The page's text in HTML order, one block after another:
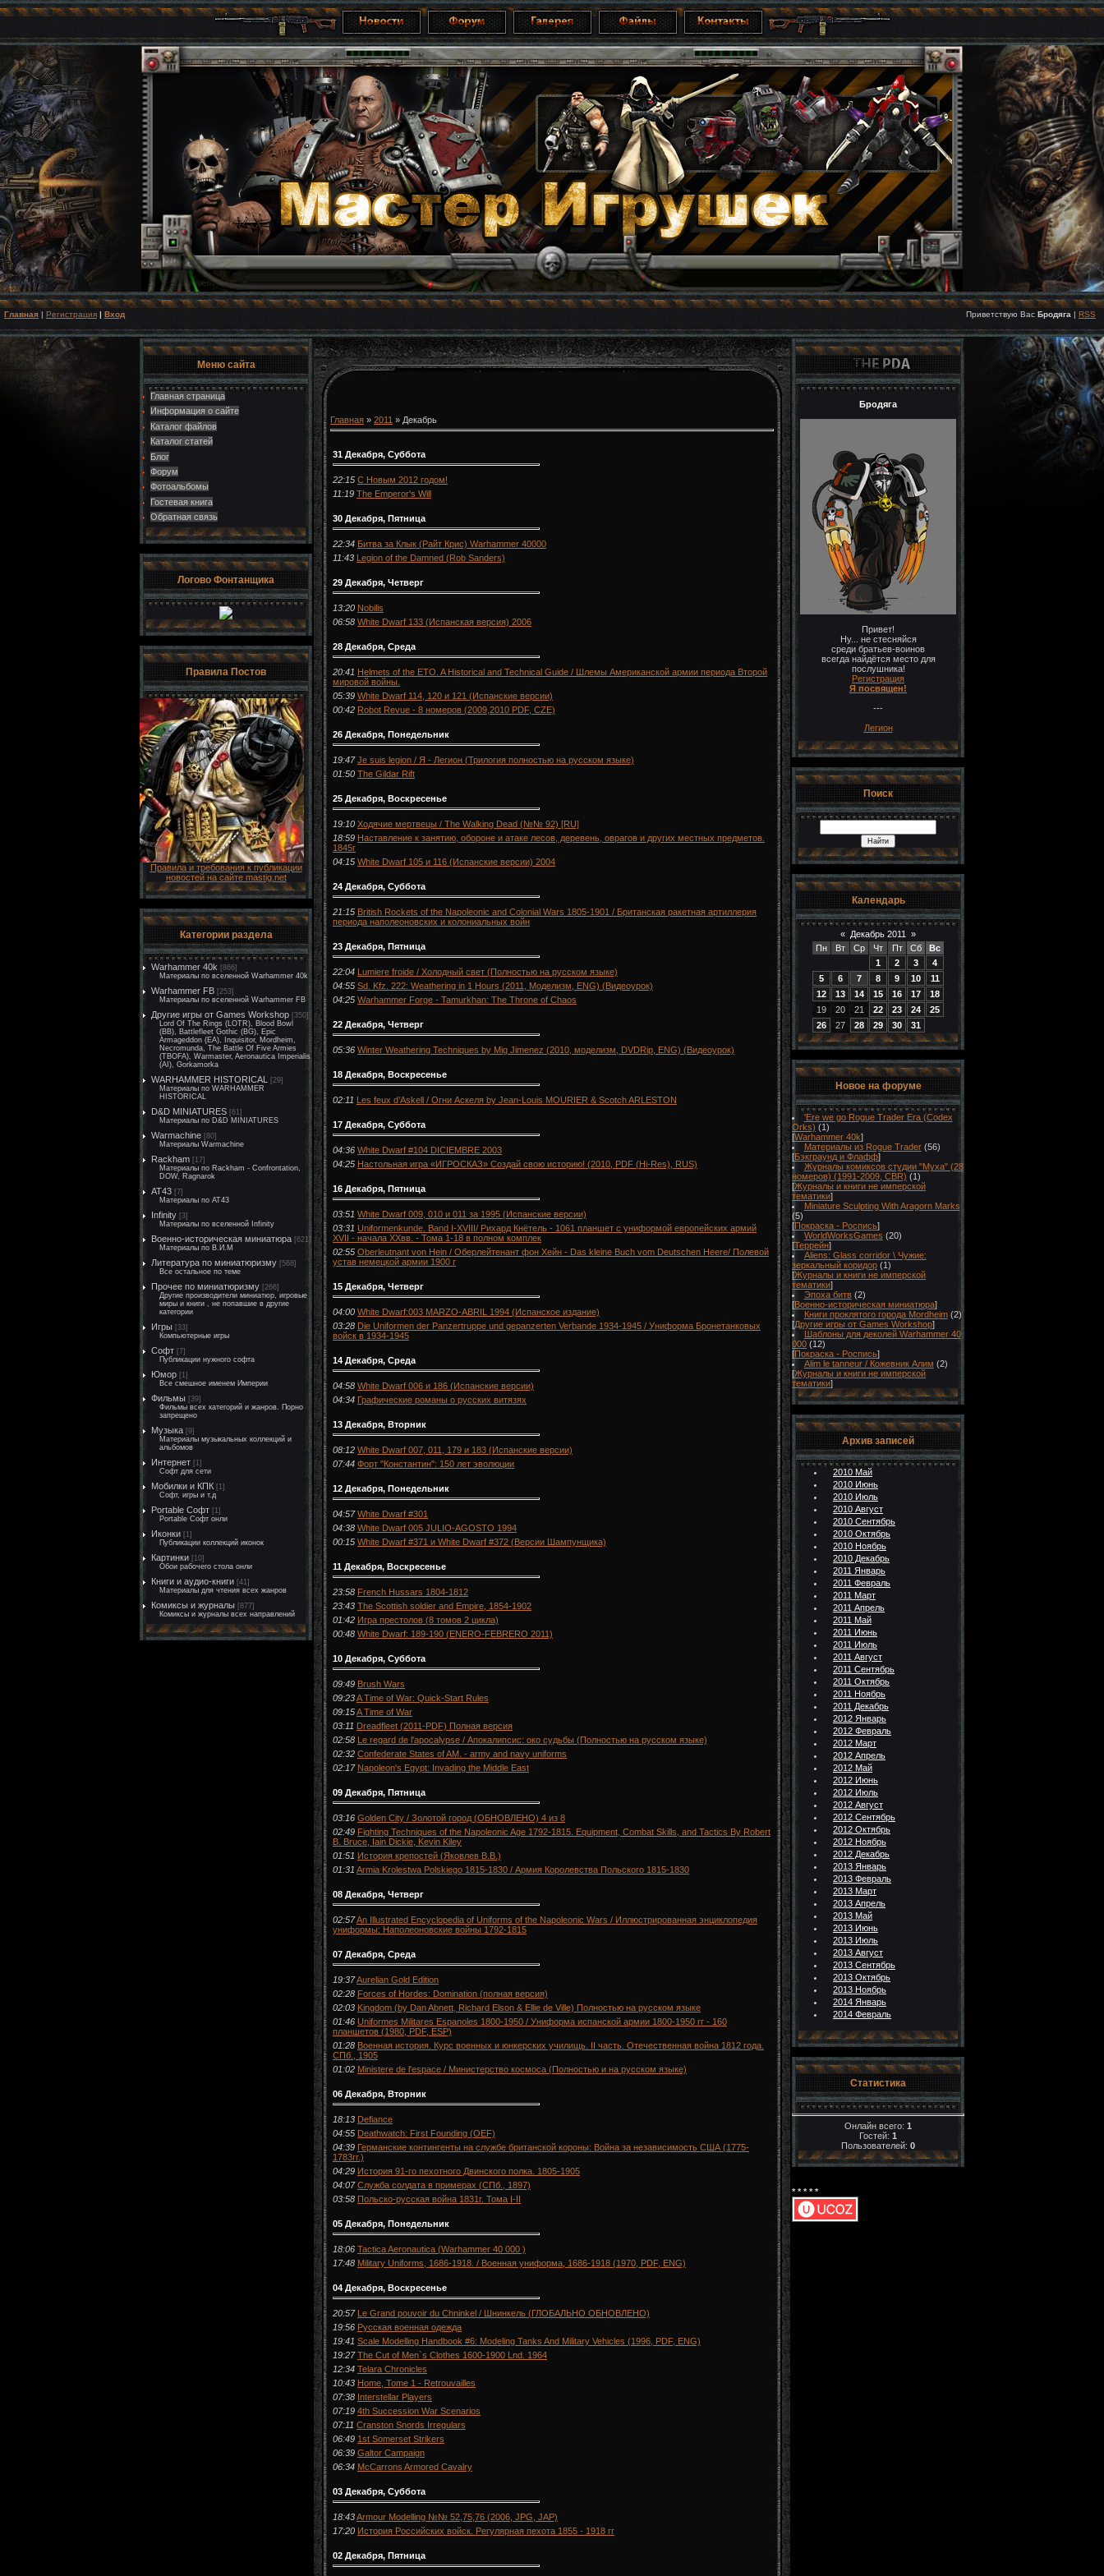
Главная | Регистрация | Вход Приветствую Вас Бродяга | RSS
Меню сайта
Главная страница
Информация о сайте
Каталог файлов
Каталог статей
Блог
Форум
Фотоальбомы
Гостевая книга
Обратная связь
Логово Фонтанщика
Правила Постов
Правила и требования к публикации
новостей на сайте mastig.net
Категории раздела
Warhammer 40k [866]
Материалы по вселенной Warhammer 40k
Warhammer FB [253]
Материалы по вселенной Warhammer FB
Другие игры от Games Workshop [350]
Lord Of The Rings (LOTR), Blood Bowl
(BB), Battlefleet Gothic (BG), Epic
Armageddon (EA), Inquisitor, Mordheim,
Necromunda, The Battle Of Five Armies
(TBOFA), Warmaster, Aeronautica Imperialis
(AI), Gorkamorka
WARHAMMER HISTORICAL
[29]
Материалы по WARHAMMER
HISTORICAL
D&D MINIATURES [61]
Материалы по D&D MINIATURES
Warmachine [80]
Материалы Warmachine
Rackham [17]
Материалы по Rackham - Confrontation,
DOW, Ragnarok
AT43 [7]
Материалы по AT43
Infinity [3]
Материалы по вселенной Infinity
Военно-историческая миниатюра [621]
Материалы по В.И.М
Литература по миниатюризму [568]
Все остальное по теме
Прочее по миниатюризму [266]
Другие производители миниатюр, игровые
миры и книги , не попавшие в другие
категории
Игры [33]
Компьютерные игры
Софт [7]
Публикации нужного софта
Юмор [1]
Все смешное именем Империи
Фильмы [39]
Фильмы всех категорий и жанров. Порно
запрещено
Музыка [9]
Материалы музыкальных коллекций и
альбомов
Интернет [1]
Софт для сети
Мобилки и КПК [1]
Софт, игры и т.д
Portable Софт [1]
Portable Софт онли
Иконки [1]
Публикации коллекций иконок
Картинки [10]
Обои рабочего стола онли
Книги и аудио-книги [41]
Материалы для чтения всех жанров
Комиксы и журналы [877]
Комиксы и журналы всех направлений
Главная » 2011 » Декабрь
31 Декабря, Суббота
22:15 С Новым 2012 годом!
11:19 The Emperor's Will
30 Декабря, Пятница
22:34 Битва за Клык (Райт Крис) Warhammer 40000
11:43 Legion of the Damned (Rob Sanders)
29 Декабря, Четверг
13:20 Nobilis
06:58 White Dwarf 133 (Испанская версия) 2006
28 Декабря, Среда
20:41 Helmets of the ETO. A Historical and Technical Guide / Шлемы Американской армии периода Второй
мировой войны.
05:39 White Dwarf 114, 120 и 121 (Испанские версии)
00:42 Robot Revue - 8 номеров (2009,2010 PDF, CZE)
26 Декабря, Понедельник
19:47 Je suis legion / Я - Легион (Трилогия полностью на русском языке)
01:50 The Gildar Rift
25 Декабря, Воскресенье
19:10 Ходячие мертвецы / The Walking Dead (№№ 92) [RU]
18:59 Наставление к занятию, обороне и атаке лесов, деревень, оврагов и других местных предметов.
1845г
04:15 White Dwarf 105 и 116 (Испанские версии) 2004
24 Декабря, Суббота
21:15 British Rockets of the Napoleonic and Colonial Wars 1805-1901 / Британская ракетная артиллерия
периода наполеоновских и колониальных войн
23 Декабря, Пятница
22:04 Lumiere froide / Холодный свет (Полностью на русском языке)
04:55 Sd. Kfz. 222: Weathering in 1 Hours (2011, Моделизм, ENG) (Видеоурок)
04:25 Warhammer Forge - Tamurkhan: The Throne of Chaos
22 Декабря, Четверг
05:36 Winter Weathering Techniques by Mig Jimenez (2010, моделизм, DVDRip, ENG) (Видеоурок)
18 Декабря, Воскресенье
02:11 Les feux d’Askell / Огни Аскеля by Jean-Louis MOURIER & Scotch ARLESTON
17 Декабря, Суббота
04:36 White Dwarf #104 DICIEMBRE 2003
04:25 Настольная игра «ИГРОСКАЗ» Создай свою историю! (2010, PDF (Hi-Res), RUS)
16 Декабря, Пятница
03:51 White Dwarf 009, 010 и 011 за 1995 (Испанские версии)
03:31 Uniformenkunde. Band I-XVIII/ Рихард Кнётель - 1061 планшет с униформой европейских армий
XVII - начала XXвв. - Тома 1-18 в полном комплек
02:55 Oberleutnant von Hein / Оберлейтенант фон Хейн - Das kleine Buch vom Deutschen Heere/ Полевой
устав немецкой армии 1900 г
15 Декабря, Четверг
04:00 White Dwarf:003 MARZO-ABRIL 1994 (Испанское издание)
03:28 Die Uniformen der Panzertruppe und gepanzerten Verbande 1934-1945 / Униформа Бронетанковых
войск в 1934-1945
14 Декабря, Среда
04:58 White Dwarf 006 и 186 (Испанские версии)
04:34 Графические романы о русских витязях
13 Декабря, Вторник
08:12 White Dwarf 007, 011, 179 и 183 (Испанские версии)
07:44 Форт "Константин": 150 лет эволюции
12 Декабря, Понедельник
04:57 White Dwarf #301
04:38 White Dwarf 005 JULIO-AGOSTO 1994
00:15 White Dwarf #371 и White Dwarf #372 (Версии Шампунщика)
11 Декабря, Воскресенье
23:58 French Hussars 1804-1812
23:43 The Scottish soldier and Empire, 1854-1902
01:42 Игра престолов (8 томов 2 цикла)
00:48 White Dwarf: 189-190 (ENERO-FEBRERO 2011)
10 Декабря, Суббота
09:49 Brush Wars
09:23A Time of War: Quick-Start Rules
09:15A Time of War
03:11 Dreadfleet (2011-PDF) Полная версия
02:58 Le regard de l'apocalypse / Апокалипсис: око судьбы (Полностью на русском языке)
02:32 Confederate States of AM. - army and navy uniforms
02:17 Napoleon's Egypt: Invading the Middle East
09 Декабря, Пятница
03:16 Golden City / Золотой город (ОБНОВЛЕНО) 4 из 8
02:49 Fighting Techniques of the Napoleonic Age 1792-1815. Equipment, Combat Skills, and Tactics By Robert
B. Bruce, Iain Dickie, Kevin Kiley
01:51 История крепостей (Яковлев В.В.)
01:31 Armia Krolestwa Polskiego 1815-1830 / Армия Королевства Польского 1815-1830
08 Декабря, Четверг
02:57An Illustrated Encyclopedia of Uniforms of the Napoleonic Wars / Иллюстрированная энциклопедия
униформы: Наполеоновские войны 1792-1815
07 Декабря, Среда
19:37Aurelian Gold Edition
02:28 Forces of Hordes: Domination (полная версия)
02:03 Kingdom (by Dan Abnett, Richard Elson & Ellie de Ville) Полностью на русском языке
01:46 Uniformes Militares Espanoles 1800-1950 / Униформа испанской армии 1800-1950 гг - 160
планшетов (1980, PDF, ESP)
01:28 Военная история. Курс военных и юнкерских училищь. II часть. Отечественная война 1812 года.
СПб., 1905
01:02 Ministere de l'espace / Министерство космоса (Полностью и на русском языке)
06 Декабря, Вторник
18:13 Defiance
04:55 Deathwatch: First Founding (OEF)
04:39 Германские контингенты на службе британской короны: Война за независимость США (1775-
1783гг.)
04:29 История 91-го пехотного Двинского полка. 1805-1905
04:07 Служба солдата в примерах (СПб., 1897)
03:58 Польско-русская война 1831г. Тома I-II
05 Декабря, Понедельник
18:06 Tactica Aeronautica (Warhammer 40 000 )
17:48 Military Uniforms, 1686-1918. / Военная униформа, 1686-1918 (1970, PDF, ENG)
04 Декабря, Воскресенье
20:57 Le Grand pouvoir du Chninkel / Шнинкель (ГЛОБАЛЬНО ОБНОВЛЕНО)
19:56 Русская военная одежда
19:41 Scale Modelling Handbook #6: Modeling Tanks And Military Vehicles (1996, PDF, ENG)
19:27 The Cut of Men`s Clothes 1600-1900 Lnd. 1964
12:34 Telara Chronicles
10:43 Home, Tome 1 - Retrouvailles
07:38 Interstellar Players
07:19 4th Succession War Scenarios
07:11 Cranston Snords Irregulars
06:49 1st Somerset Strikers
06:39 Galtor Campaign
06:34 McCarrons Armored Cavalry
03 Декабря, Суббота
18:43Armour Modelling №№ 52,75,76 (2006, JPG, JAP)
17:20 История Российских войск. Регулярная пехота 1855 - 1918 гг
02 Декабря, Пятница
Бродяга
Привет!
Ну... не стесняйся
среди братьев-воинов
всегда найдётся место для
послушника!
Регистрация
Я посвящен!
---
Легион
Поиск
Календарь
« Декабрь 2011
»
Пн
Вт Ср Чт Пт Сб
Вс
1
2 3
4
5
6 7 8 9 10
11
12
13 14 15 16 17
18
19
20 21 22 23 24
25
26
27 28 29 30 31
Новое на форуме
'Ere we go Rogue Trader Era (Codex
Orks) (1)
[Warhammer 40k]
Материалы из Rogue Trader (56)
[Бэкграунд и Флафф]
Журналы комиксов студии "Муха" (28
номеров) (1991-2009, CBR) (1)
[Журналы и книги не имперской
тематики]
Miniature Sculpting With Aragorn Marks
(5)
[Покраска - Роспись]
WorldWorksGames (20)
[Террейн]
Aliens: Glass corridor \ Чужие:
зеркальный коридор (1)
[Журналы и книги не имперской
тематики]
Эпоха битв (2)
[Военно-историческая миниатюра]
Книги проклятого города Mordheim (2)
[Другие игры от Games Workshop]
Шаблоны для деколей Warhammer 40
000 (12)
[Покраска - Роспись]
Alim le tanneur / Кожевник Алим (2)
[Журналы и книги не имперской
тематики]
Архив записей
2010 Май
2010 Июнь
2010 Июль
2010 Август
2010 Сентябрь
2010 Октябрь
2010 Ноябрь
2010 Декабрь
2011 Январь
2011 Февраль
2011 Март
2011 Апрель
2011 Май
2011 Июнь
2011 Июль
2011 Август
2011 Сентябрь
2011 Октябрь
2011 Ноябрь
2011 Декабрь
2012 Январь
2012 Февраль
2012 Март
2012 Апрель
2012 Май
2012 Июнь
2012 Июль
2012 Август
2012 Сентябрь
2012 Октябрь
2012 Ноябрь
2012 Декабрь
2013 Январь
2013 Февраль
2013 Март
2013 Апрель
2013 Май
2013 Июнь
2013 Июль
2013 Август
2013 Сентябрь
2013 Октябрь
2013 Ноябрь
2014 Январь
2014 Февраль
Статистика
Онлайн всего: 1
Гостей: 1
Пользователей: 0
* * * * *